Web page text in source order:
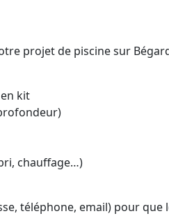
projet de piscine sur
kit
chauffage…)
téléphone, email) pour